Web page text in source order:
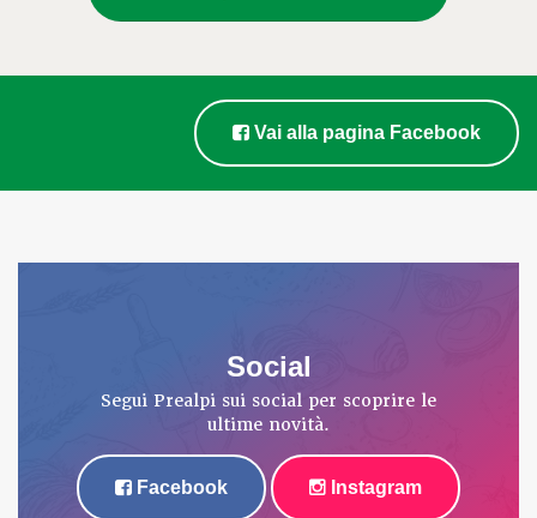
Vai alla pagina Facebook
Social
Segui Prealpi sui social per scoprire le
ultime novità.
Facebook Instagram